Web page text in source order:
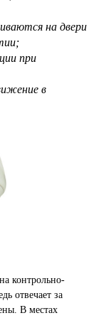
на двери
при
в
контрольно-
отвечает за
В местах